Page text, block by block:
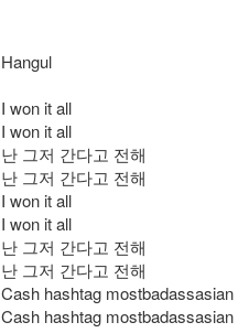
Hangul
I won it all
I won it all
난 그저 간다고 전해
난 그저 간다고 전해
I won it all
I won it all
난 그저 간다고 전해
난 그저 간다고 전해
Cash hashtag mostbadassasian
Cash hashtag mostbadassasian